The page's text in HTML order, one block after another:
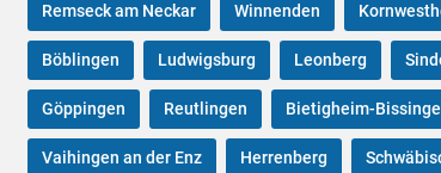
Remseck am Neckar Winnenden
Böblingen Ludwigsburg Leonberg
Göppingen Reutlingen Bietigheim-
Vaihingen an der Enz Herrenberg